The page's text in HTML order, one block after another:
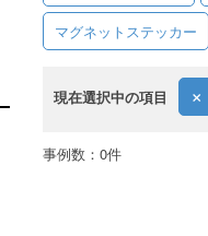
マグネットステッカー
現在選択中の項目
事例数：0件